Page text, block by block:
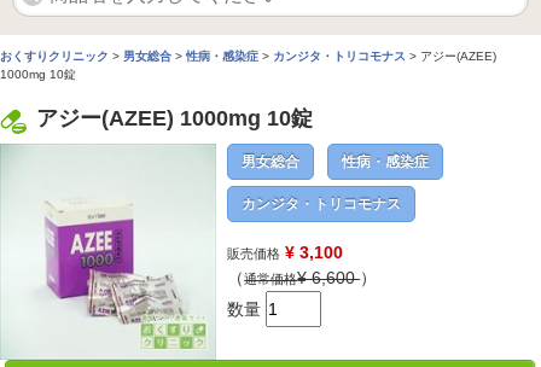
おくすりクリニック > 男女総合 > 性病・感染症 > カンジタ・トリコモナス > アジー(AZEE)
1000mg 10錠
アジー(AZEE) 1000mg 10錠
男女総合 性病・感染症
カンジタ・トリコモナス
販売価格 ¥ 3,100
（通常価格¥6,600）
数量